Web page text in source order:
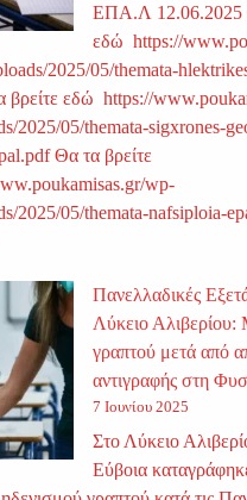
ΕΠΑ.Λ 12.06.2025
εδώ https://
2025/05/themata-
βρείτε εδώ https://
2025/05/themata-sigxrones-
Θα τα βρείτε
wp-
2025/05/themata-nafsiploia-
Πανελλαδικές
Λύκειο Αλιβερίου:
γραπτού μετά από
αντιγραφής στη
7 Ιουνίου 2025
Στο Λύκειο
Εύβοια